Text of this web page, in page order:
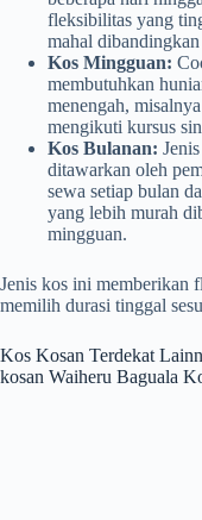
fleksibilitas yang
mahal
Kos Mingguan:
membutuhkan
menengah,
mengikuti kursus
Kos Bulanan:
ditawarkan oleh
sewa setiap bulan
yang lebih murah
mingguan.
Jenis kos ini memberikan
memilih durasi tinggal
Kos Kosan Terdekat
kosan Waiheru Baguala